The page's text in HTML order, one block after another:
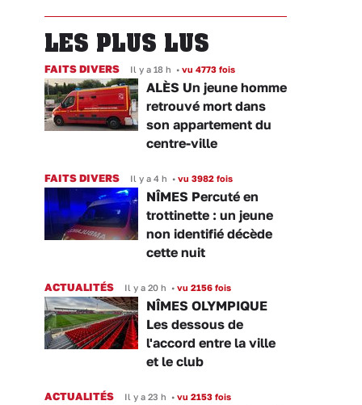
LES PLUS LUS
FAITS DIVERS Il y a 18 h • vu 4773 fois
ALÈS Un jeune homme
retrouvé mort dans
son appartement du
centre-ville
FAITS DIVERS Il y a 4 h • vu 3982 fois
NÎMES Percuté en
trottinette : un jeune
non identifié décède
cette nuit
ACTUALITÉS Il y a 20 h • vu 2156 fois
NÎMES OLYMPIQUE
Les dessous de
l'accord entre la ville
et le club
ACTUALITÉS Il y a 23 h • vu 2153 fois